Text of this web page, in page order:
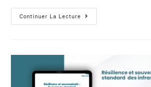
Continuer La Lecture